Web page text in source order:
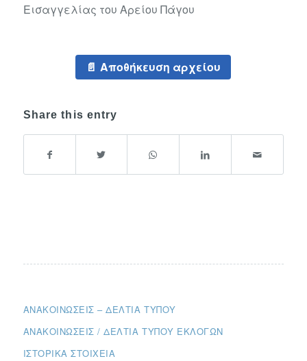
Εισαγγελίας του Αρείου Πάγου
Αποθήκευση αρχείου
Share this entry
ΑΝΑΚΟΙΝΏΣΕΙΣ – ΔΕΛΤΊΑ ΤΎΠΟΥ
ΑΝΑΚΟΙΝΏΣΕΙΣ / ΔΕΛΤΊΑ ΤΎΠΟΥ ΕΚΛΟΓΏΝ
ΙΣΤΟΡΙΚΆ ΣΤΟΙΧΕΊΑ